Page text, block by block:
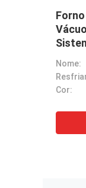
0,35T
Tipo: